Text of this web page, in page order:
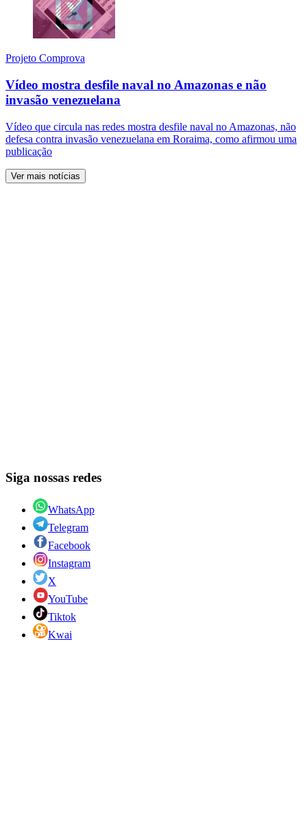
Projeto Comprova
Vídeo mostra desfile naval no Amazonas e não
invasão venezuelana
Vídeo que circula nas redes mostra desfile naval no Amazonas, não
defesa contra invasão venezuelana em Roraima, como afirmou uma
publicação
Ver mais notícias
Siga nossas redes
WhatsApp
Telegram
Facebook
Instagram
X
YouTube
Tiktok
Kwai